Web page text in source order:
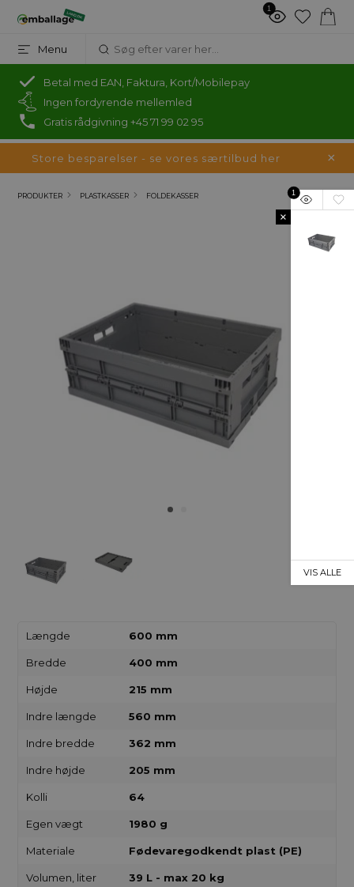
1
Menu
Betal med EAN, Faktura, Kort/Mobilepay
Ingen fordyrende mellemled
Gratis rådgivning +45 71 99 02 95
Store besparelser - se vores særtilbud her
PRODUKTER PLASTKASSER FOLDEKASSER
Længde 600 mm
Bredde 400 mm
Højde 215 mm
Indre længde 560 mm
Indre bredde 362 mm
Indre højde 205 mm
Kolli 64
Egen vægt 1980 g
Materiale Fødevaregodkendt plast (PE)
Volumen, liter 39 L - max 20 kg
1
×
VIS ALLE